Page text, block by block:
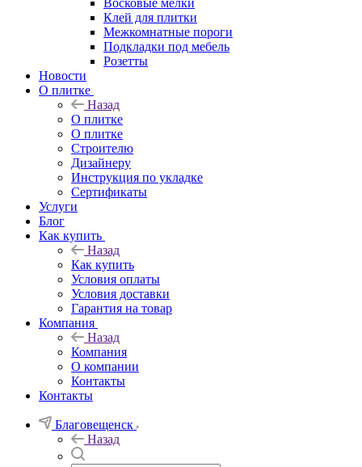
Восковые мелки
Клей для плитки
Межкомнатные пороги
Подкладки под мебель
Розетты
Новости
О плитке
Назад
О плитке
О плитке
Строителю
Дизайнеру
Инструкция по укладке
Сертификаты
Услуги
Блог
Как купить
Назад
Как купить
Условия оплаты
Условия доставки
Гарантия на товар
Компания
Назад
Компания
О компании
Контакты
Контакты
Благовещенск
Назад